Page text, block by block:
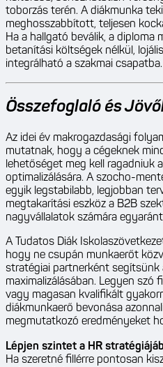
toborzás terén. A diákmunka
meghosszabbított, teljesen
Ha a hallgató beválik, a diploma
betanítási költségek nélkül,
integrálható a szakmai csapatba.
Összefoglaló és
Az idei év makrogazdasági
mutatnak, hogy a cégeknek
lehetőséget meg kell ragadniuk
optimalizálására. A szocho-
egyik legstabilabb, legjobban
megtakarítási eszköz a B2B
nagyvállalatok számára
A Tudatos Diák
hogy ne csupán munkaerőt
stratégiai partnerként segítsünk
maximalizálásában. Legyen szó
vagy magasan kvalifikált
diákmunkaerő bevonása
megmutatkozó eredményeket
Lépjen szintet a HR
Ha szeretné fillérre pontosan